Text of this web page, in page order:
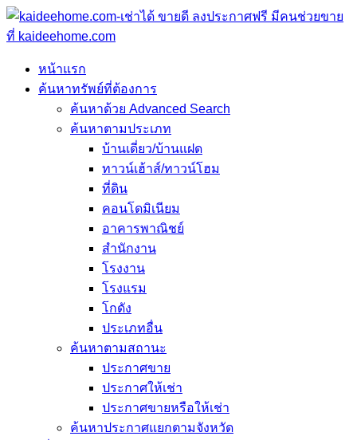
หน้าแรก
ค้นหาทรัพย์ที่ต้องการ
ค้นหาด้วย Advanced Search
ค้นหาตามประเภท
บ้านเดี่ยว/บ้านแฝด
ทาวน์เฮ้าส์/ทาวน์โฮม
ที่ดิน
คอนโดมิเนียม
อาคารพาณิชย์
สำนักงาน
โรงงาน
โรงแรม
โกดัง
ประเภทอื่น
ค้นหาตามสถานะ
ประกาศขาย
ประกาศให้เช่า
ประกาศขายหรือให้เช่า
ค้นหาประกาศแยกตามจังหวัด